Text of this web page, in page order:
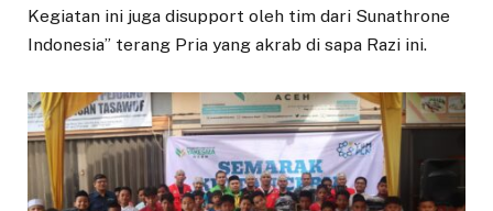
Kegiatan ini juga disupport oleh tim dari Sunathrone
Indonesia” terang Pria yang akrab di sapa Razi ini.